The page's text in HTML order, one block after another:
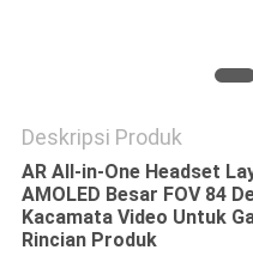
Deskripsi Produk
AR All-in-One Headset
AMOLED Besar FOV 84
Kacamata Video Untuk
Rincian Produk